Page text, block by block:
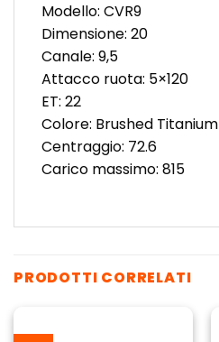
Modello: CVR9
Dimensione: 20
Canale: 9,5
Attacco ruota: 5×120
ET: 22
Colore: Brushed Titanium
Centraggio: 72.6
Carico massimo: 815
PRODOTTI CORRELATI